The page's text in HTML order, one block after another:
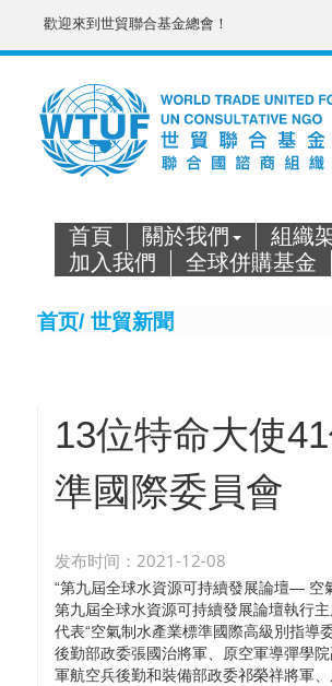
歡迎來到世貿聯合基金總會！
首頁 關於我們 組織
加入我們
全球併購基金
首页/ 世貿新聞
13位特命大使
準國際委員會
发布时间：2021-12-08
近日，“第九屆全球水資源可持續發展論
題備受國內外各界關注，空氣制水作為
措之一。
“第九屆全球水資源可持續發展論壇— 空
第九屆全球水資源可持續發展論壇執行
代表“空氣制水產業標準國際高級別指導
後勤部政委張國治將軍、原空軍導彈學
軍航空兵後勤和裝備部政委祁榮祥將軍